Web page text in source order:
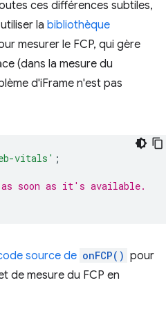
ces différences subtiles,
la bibliothèque
mesurer le FCP, qui gère
(dans la mesure du
d'iFrame n'est pas
vitals' ;
as soon as it's available.
source de onFCP() pour
de mesure du FCP en